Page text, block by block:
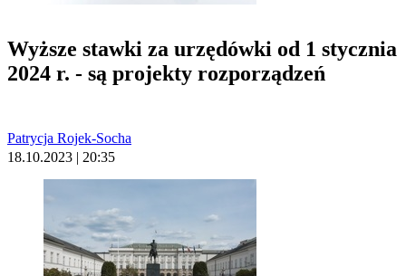
Wyższe stawki za urzędówki od 1 stycznia
2024 r. - są projekty rozporządzeń
Patrycja Rojek-Socha
18.10.2023 | 20:35